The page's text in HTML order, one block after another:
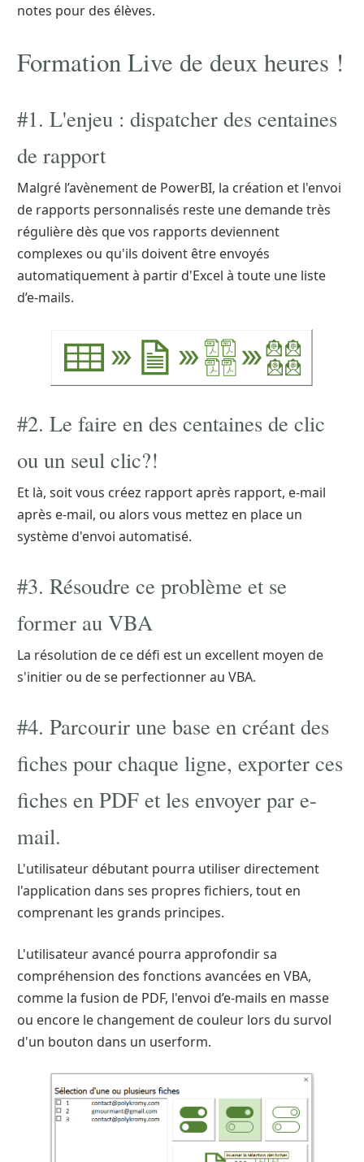
notes pour des élèves.
Formation Live de deux heures !
#1. L'enjeu : dispatcher des centaines
de rapport
Malgré l’avènement de PowerBI, la création et l'envoi
de rapports personnalisés reste une demande très
régulière dès que vos rapports deviennent
complexes ou qu'ils doivent être envoyés
automatiquement à partir d'Excel à toute une liste
d’e-mails.
#2. Le faire en des centaines de clic
ou un seul clic?!
Et là, soit vous créez rapport après rapport, e-mail
après e-mail, ou alors vous mettez en place un
système d'envoi automatisé.
#3. Résoudre ce problème et se
former au VBA
La résolution de ce défi est un excellent moyen de
s'initier ou de se perfectionner au VBA.
#4. Parcourir une base en créant des
fiches pour chaque ligne, exporter ces
fiches en PDF et les envoyer par e-
mail.
L'utilisateur débutant pourra utiliser directement
l'application dans ses propres fichiers, tout en
comprenant les grands principes.
L'utilisateur avancé pourra approfondir sa
compréhension des fonctions avancées en VBA,
comme la fusion de PDF, l'envoi d’e-mails en masse
ou encore le changement de couleur lors du survol
d'un bouton dans un userform.